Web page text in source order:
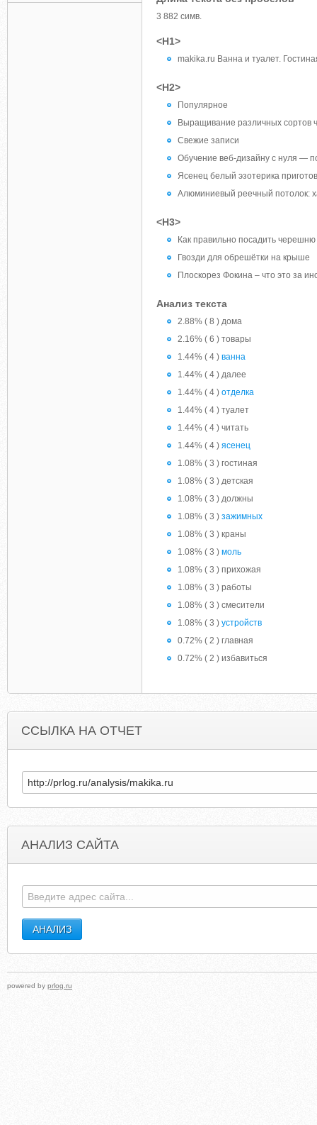
3 882 симв.
<H1>
makika.ru Ванна и туалет.
<H2>
Популярное
Выращивание различных сортов
Свежие записи
Обучение веб-дизайну с нуля —
Ясенец белый эзотерика
Алюминиевый реечный потолок:
<H3>
Как правильно посадить
Гвозди для обрешётки на крыше
Плоскорез Фокина – что это за
Анализ текста
2.88% ( 8 ) дома
2.16% ( 6 ) товары
1.44% ( 4 ) ванна
1.44% ( 4 ) далее
1.44% ( 4 ) отделка
1.44% ( 4 ) туалет
1.44% ( 4 ) читать
1.44% ( 4 ) ясенец
1.08% ( 3 ) гостиная
1.08% ( 3 ) детская
1.08% ( 3 ) должны
1.08% ( 3 ) зажимных
1.08% ( 3 ) краны
1.08% ( 3 ) моль
1.08% ( 3 ) прихожая
1.08% ( 3 ) работы
1.08% ( 3 ) смесители
1.08% ( 3 ) устройств
0.72% ( 2 ) главная
0.72% ( 2 ) избавиться
ССЫЛКА НА ОТЧЕТ
АНАЛИЗ САЙТА
powered by prlog.ru